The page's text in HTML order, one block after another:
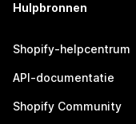
Hulpbronnen
Shopify-helpcentrum
API-documentatie
Shopify Community